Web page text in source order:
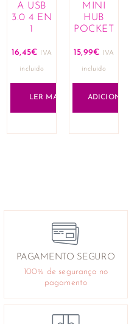
A USB
3.0 4 EN
1
16,45€ IVA
incluido
LER MAIS
MINI
HUB
POCKET
15,99€ IVA
incluido
ADICIONAR
PAGAMENTO SEGURO
100% de segurança no
pagamento